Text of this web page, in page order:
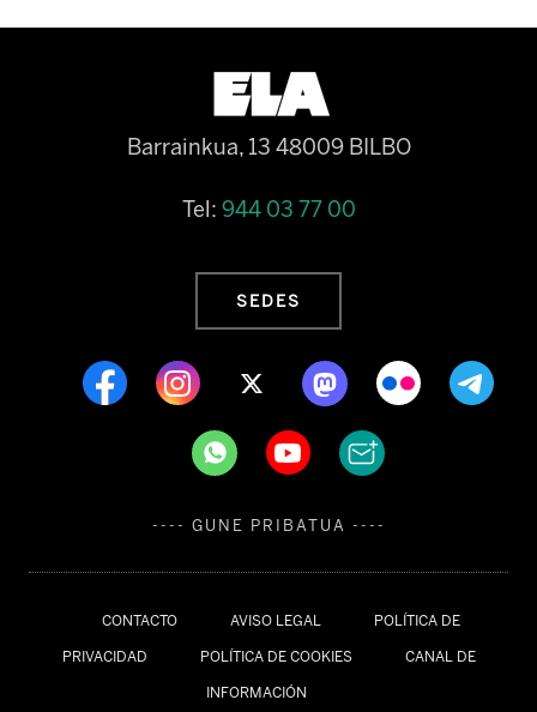
CONTACTO AVISO LEGAL POLÍTICA DE
PRIVACIDAD POLÍTICA DE COOKIES CANAL DE
INFORMACIÓN
Barrainkua, 13 48009 BILBO
Tel: 944 03 77 00
SEDES
---- GUNE PRIBATUA ----